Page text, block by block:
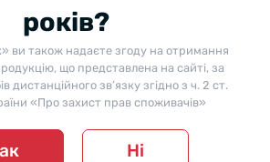
відповіді
і ми відповімо найближчим часом.
років?
ви також надаєте згоду на отримання
що представлена на сайті, за
дистанційного зв’язку згідно з ч. 2 ст.
«Про захист прав споживачів»
Ні